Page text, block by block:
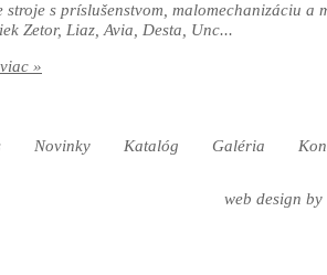
stroje s príslušenstvom, malomechanizáciu a
Zetor, Liaz, Avia, Desta, Unc...
»
Novinky Katalóg Galéria
web design by